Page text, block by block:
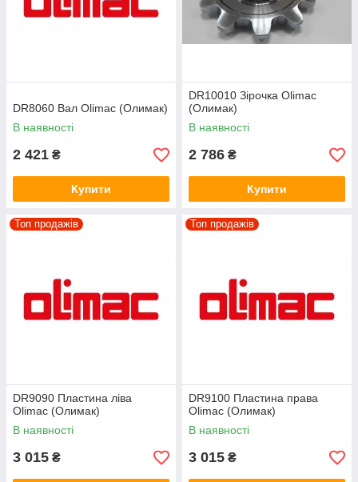
DR8060 Вал Olimac (Олимак)
В наявності
2 421 ₴
Купити
DR10010 Зірочка Olimac
(Олимак)
В наявності
2 786 ₴
Купити
Топ продажів
DR9090 Пластина ліва
Olimac (Олимак)
В наявності
3 015 ₴
Топ продажів
DR9100 Пластина права
Olimac (Олимак)
В наявності
3 015 ₴